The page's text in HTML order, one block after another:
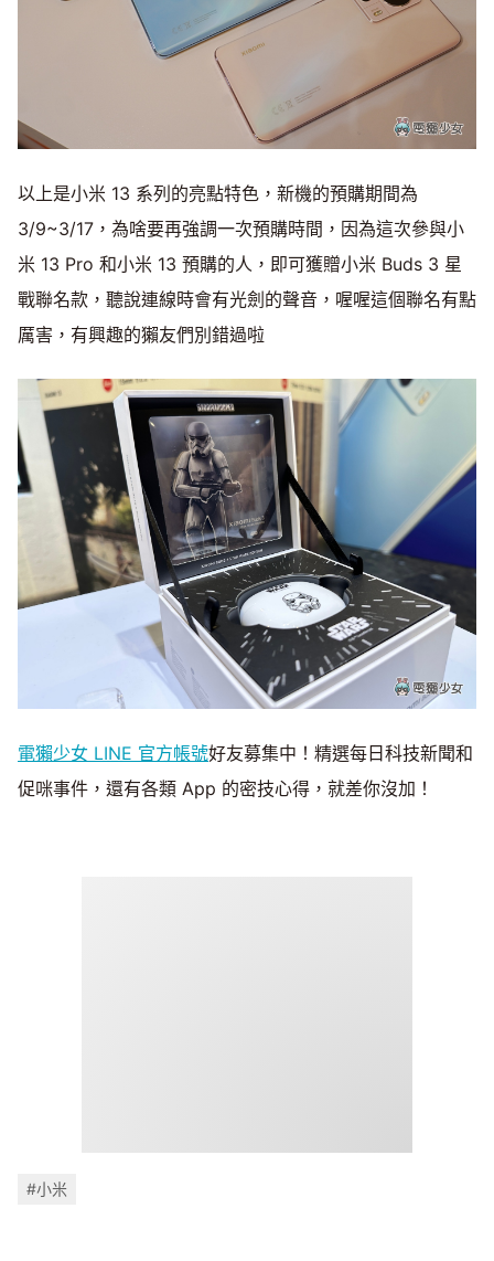
以上是小米 13 系列的亮點特色，新機的預購期間為
3/9~3/17，為啥要再強調一次預購時間，因為這次參與小
米 13 Pro 和小米 13 預購的人，即可獲贈小米 Buds 3 星
戰聯名款，聽說連線時會有光劍的聲音，喔喔這個聯名有點
厲害，有興趣的獺友們別錯過啦
電獺少女 LINE 官方帳號好友募集中！精選每日科技新聞和
促咪事件，還有各類 App 的密技心得，就差你沒加！
#小米